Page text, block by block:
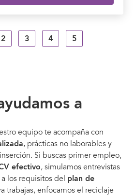
2 3 4 5
a
equipo te acompaña con
, prácticas no laborables y
Si buscas primer empleo,
efectivo, simulamos entrevistas
a los requisitos del plan de
trabajas, enfocamos el reciclaje